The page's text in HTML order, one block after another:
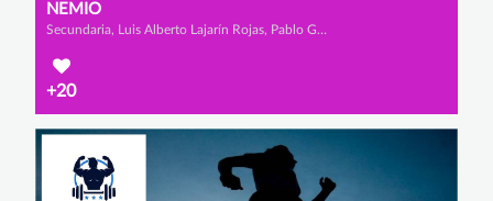
NEMIO
Secundaria, Luis Alberto Lajarín Rojas, Pablo Guillén Bravo y José David Martínez Alonso
+20